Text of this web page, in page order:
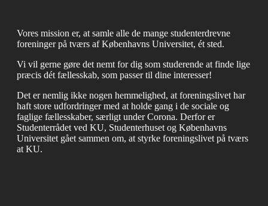
Vores mission er, at samle alle de mange studenterdrevne
foreninger på tværs af Københavns Universitet, ét sted.
Vi vil gerne gøre det nemt for dig som studerende at finde lige
præcis dét fællesskab, som passer til dine interesser!
Det er nemlig ikke nogen hemmelighed, at foreningslivet har
haft store udfordringer med at holde gang i de sociale og
faglige fællesskaber, særligt under Corona. Derfor er
Studenterrådet ved KU, Studenterhuset og Københavns
Universitet gået sammen om, at styrke foreningslivet på tværs
at KU.